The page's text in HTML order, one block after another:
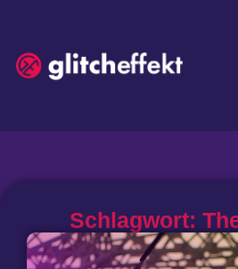
Schlagwort: